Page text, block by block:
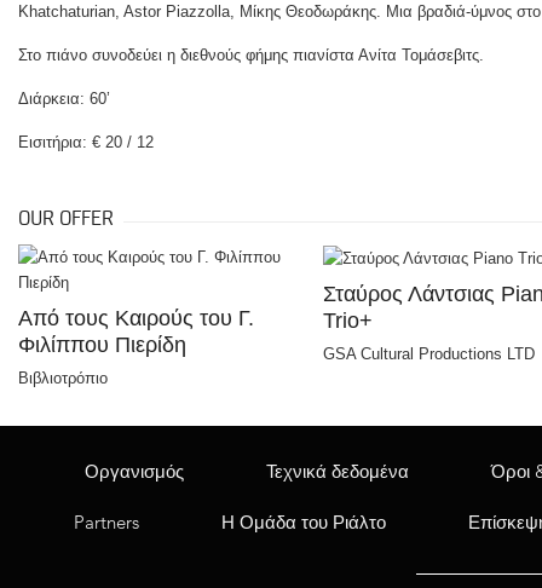
Khatchaturian, Astor Piazzolla, Μίκης Θεοδωράκης. Μια βραδιά-ύμνος στο
Στο πιάνο συνοδεύει η διεθνούς φήμης πιανίστα Ανίτα Τομάσεβιτς.
Διάρκεια: 60’
Εισιτήρια: € 20 / 12
OUR OFFER
Από τους Καιρούς του Γ.
Φιλίππου Πιερίδη
Βιβλιοτρόπιο
Σταύρος Λάντσιας
Trio+
GSA Cultural Productions LTD
Οργανισμός Τεχνικά δεδομένα Όροι
Partners Η Ομάδα του Ριάλτο